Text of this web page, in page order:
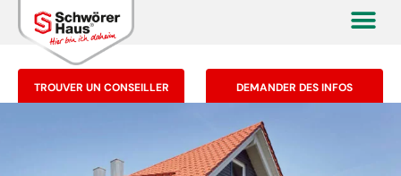
TROUVER UN CONSEILLER DEMANDER DES INFOS